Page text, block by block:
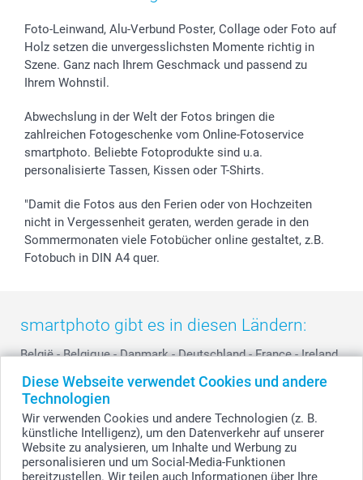
Diese Webseite verwendet Cookies und andere
Technologien
Wir verwenden Cookies und andere Technologien (z. B.
künstliche Intelligenz), um den Datenverkehr auf unserer
Website zu analysieren, um Inhalte und Werbung zu
personalisieren und um Social-Media-Funktionen
bereitzustellen. Wir teilen auch Informationen über Ihre
smartbonus
Foto-Leinwand, Alu-Verbund Poster, Collage oder Foto auf
Holz setzen die unvergesslichsten Momente richtig in
Szene. Ganz nach Ihrem Geschmack und passend zu
Ihrem Wohnstil.
Abwechslung in der Welt der Fotos bringen die
zahlreichen Fotogeschenke vom Online-Fotoservice
smartphoto. Beliebte Fotoprodukte sind u.a.
personalisierte Tassen, Kissen oder T-Shirts.
"Damit die Fotos aus den Ferien oder von Hochzeiten
nicht in Vergessenheit geraten, werden gerade in den
Sommermonaten viele Fotobücher online gestaltet, z.B.
Fotobuch in DIN A4 quer.
smartphoto gibt es in diesen Ländern:
België - Belgique - Danmark - Deutschland - France - Ireland
- Nederland Norge Österreich - Schweiz Suisse
Switzerland - Suomi
Other Countries
Alle Preise verstehen sich in EURO (€) inkl. MwSt. und zzgl. Versandkosten.